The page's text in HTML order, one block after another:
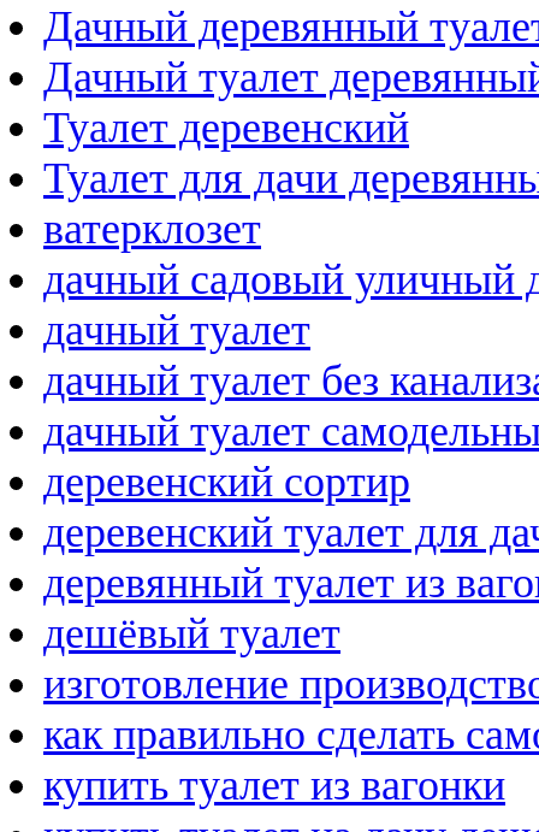
Дачный деревянный
Дачный туалет
Туалет деревенский
Туалет для дачи
ватерклозет
дачный садовый уличный
дачный туалет
дачный туалет без
дачный туалет
деревенский сортир
деревенский туалет для
деревянный туалет из
дешёвый туалет
изготовление
как правильно сделать
купить туалет из вагонки